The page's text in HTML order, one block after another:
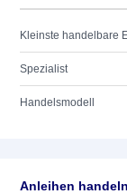
Kleinste handelbare
Spezialist
Handelsmodell
Anleihen handeln